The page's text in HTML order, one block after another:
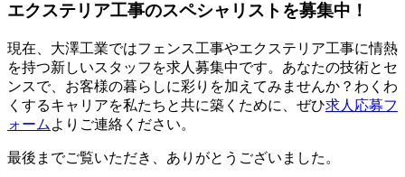
エクステリア工事のスペシャリストを募集中！
現在、大澤工業ではフェンス工事やエクステリア工事に情熱
を持つ新しいスタッフを求人募集中です。あなたの技術とセ
ンスで、お客様の暮らしに彩りを加えてみませんか？わくわ
くするキャリアを私たちと共に築くために、ぜひ求人応募フ
ォーム よりご連絡ください。
最後までご覧いただき、ありがとうございました。